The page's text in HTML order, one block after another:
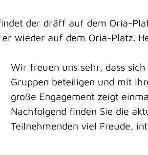
der dräff auf dem Oria-
wieder auf dem Oria-Platz.
Wir freuen uns sehr, dass
Gruppen beteiligen und mit
große Engagement zeigt
Nachfolgend finden Sie die
Teilnehmenden viel Freude,